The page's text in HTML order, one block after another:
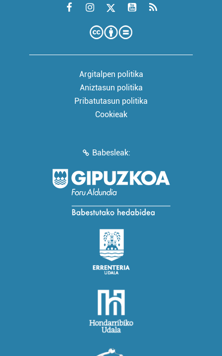
Argitalpen politika
Aniztasun politika
Pribatutasun politika
Cookieak
Babesleak: